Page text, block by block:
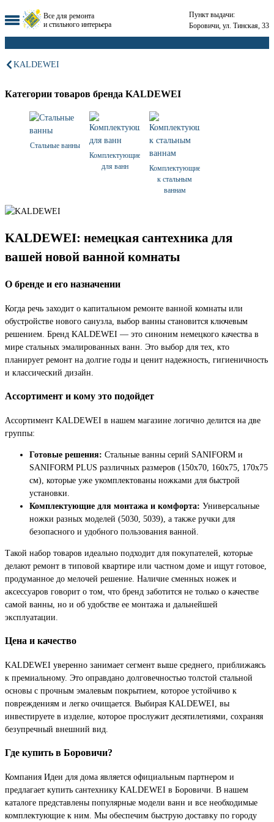
Все для ремонта
и стильного интерьера
Пункт выдачи:
Боровичи, ул. Тинская, 33
KALDEWEI
Категории товаров бренда KALDEWEI
Стальные ванны
Комплектующие
для ванн
Комплектующие
к стальным
ваннам
KALDEWEI: немецкая сантехника для
вашей новой ванной комнаты
О бренде и его назначении
Когда речь заходит о капитальном ремонте ванной комнаты или
обустройстве нового санузла, выбор ванны становится ключевым
решением. Бренд KALDEWEI — это синоним немецкого качества в
мире стальных эмалированных ванн. Это выбор для тех, кто
планирует ремонт на долгие годы и ценит надежность, гигиеничность
и классический дизайн.
Ассортимент и кому это подойдет
Ассортимент KALDEWEI в нашем магазине логично делится на две
группы:
Готовые решения: Стальные ванны серий SANIFORM и
SANIFORM PLUS различных размеров (150х70, 160х75, 170х75
см), которые уже укомплектованы ножками для быстрой
установки.
Комплектующие для монтажа и комфорта: Универсальные
ножки разных моделей (5030, 5039), а также ручки для
безопасного и удобного пользования ванной.
Такой набор товаров идеально подходит для покупателей, которые
делают ремонт в типовой квартире или частном доме и ищут готовое,
продуманное до мелочей решение. Наличие сменных ножек и
аксессуаров говорит о том, что бренд заботится не только о качестве
самой ванны, но и об удобстве ее монтажа и дальнейшей
эксплуатации.
Цена и качество
KALDEWEI уверенно занимает сегмент выше среднего, приближаясь
к премиальному. Это оправдано долговечностью толстой стальной
основы с прочным эмалевым покрытием, которое устойчиво к
повреждениям и легко очищается. Выбирая KALDEWEI, вы
инвестируете в изделие, которое прослужит десятилетиями, сохраняя
безупречный внешний вид.
Где купить в Боровичи?
Компания Идеи для дома является официальным партнером и
предлагает купить сантехнику KALDEWEI в Боровичи. В нашем
каталоге представлены популярные модели ванн и все необходимые
комплектующие к ним. Мы обеспечим быструю доставку по городу